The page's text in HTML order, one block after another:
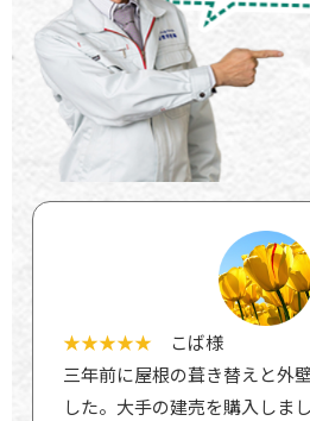
★★★★★ こば様
三年前に屋根の葺き替えと外
した。大手の建売を購入しま